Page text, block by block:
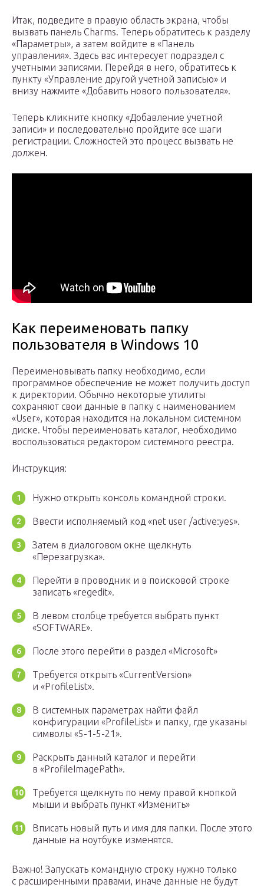
Итак, подведите в правую область экрана, чтобы
вызвать панель Charms. Теперь обратитесь к разделу
«Параметры», а затем войдите в «Панель
управления». Здесь вас интересует подраздел с
учетными записями. Перейдя в него, обратитесь к
пункту «Управление другой учетной записью» и
внизу нажмите «Добавить нового пользователя».
Теперь кликните кнопку «Добавление учетной
записи» и последовательно пройдите все шаги
регистрации. Сложностей это процесс вызвать не
должен.
Как переименовать папку
пользователя в Windows 10
Переименовывать папку необходимо, если
программное обеспечение не может получить доступ
к директории. Обычно некоторые утилиты
сохраняют свои данные в папку с наименованием
«User», которая находится на локальном системном
диске. Чтобы переименовать каталог, необходимо
воспользоваться редактором системного реестра.
Инструкция:
Нужно открыть консоль командной строки.
Ввести исполняемый код «net user /active:yes».
Затем в диалоговом окне щелкнуть
«Перезагрузка».
Перейти в проводник и в поисковой строке
записать «regedit».
В левом столбце требуется выбрать пункт
«SOFTWARE».
После этого перейти в раздел «Microsoft»
Требуется открыть «CurrentVersion»
и «ProfileList».
В системных параметрах найти файл
конфигурации «ProfileList» и папку, где указаны
символы «5-1-5-21».
Раскрыть данный каталог и перейти
в «ProfileImagePath».
Требуется щелкнуть по нему правой кнопкой
мыши и выбрать пункт «Изменить»
Вписать новый путь и имя для папки. После этого
данные на ноутбуке изменятся.
Важно! Запускать командную строку нужно только
с расширенными правами, иначе данные не будут